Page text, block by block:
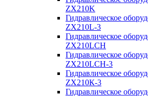
ZX210K
Гидравлическое
ZX210L-3
Гидравлическое
ZX210LCH
Гидравлическое
ZX210LCH-3
Гидравлическое
ZX210К-3
Гидравлическое